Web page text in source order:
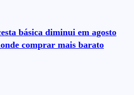
básica diminui em agosto
comprar mais barato